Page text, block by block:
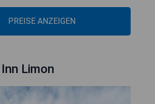
PREISE ANZEIGEN
Limon